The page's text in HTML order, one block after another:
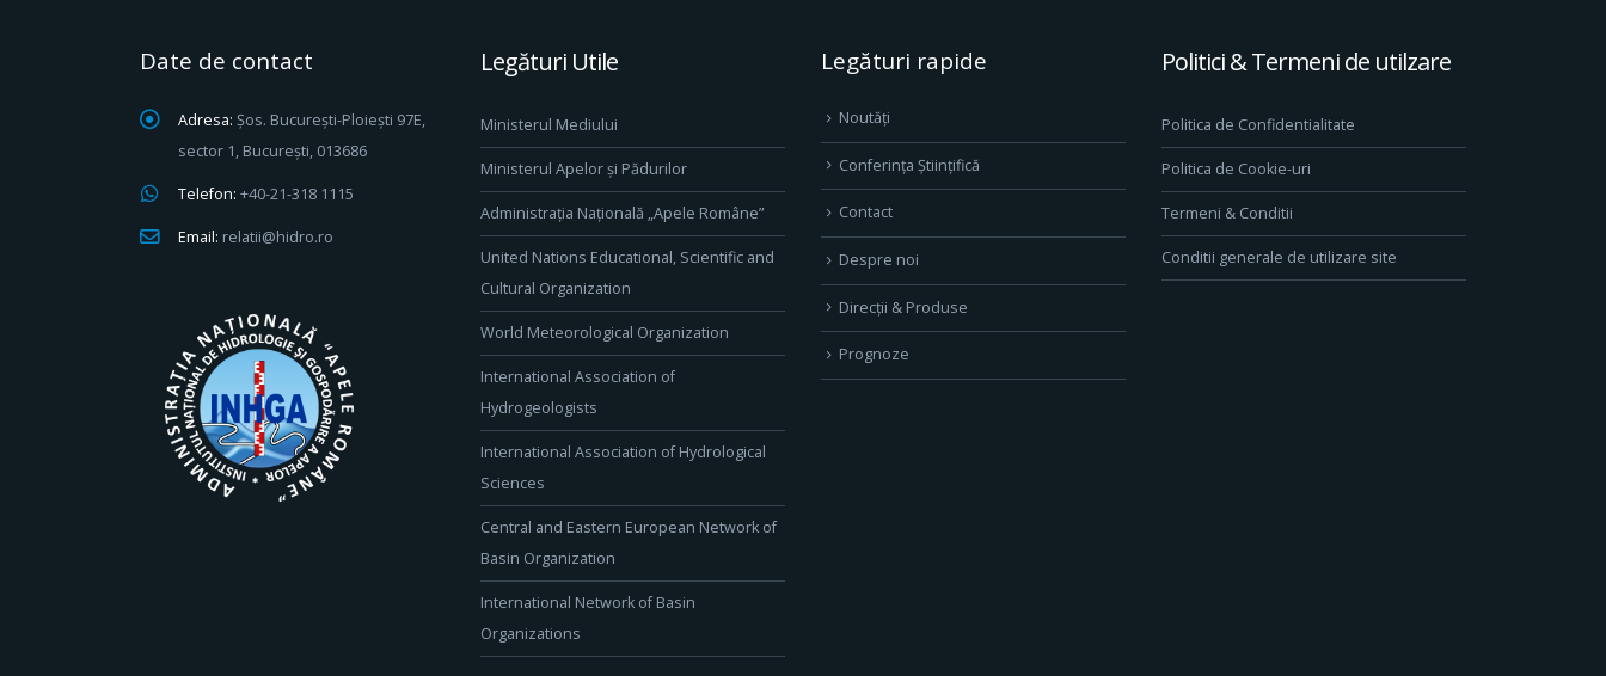
Date de contact
Adresa: Șos. București-Ploiești 97E,
sector 1, București, 013686
Telefon: +40-21-318 1115
Email: relatii@hidro.ro
Legături Utile
Ministerul Mediului
Ministerul Apelor și Pădurilor
Administrația Națională „Apele Române”
United Nations Educational, Scientific and
Cultural Organization
World Meteorological Organization
International Association of
Hydrogeologists
International Association of Hydrological
Sciences
Central and Eastern European Network of
Basin Organization
International Network of Basin
Organizations
Legături rapide
Noutăți
Conferința Științifică
Contact
Despre noi
Direcţii & Produse
Prognoze
Politici & Termeni de utilzare
Politica de Confidentialitate
Politica de Cookie-uri
Termeni & Conditii
Conditii generale de utilizare site